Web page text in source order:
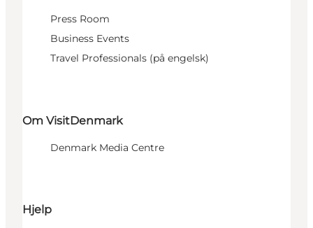
Press Room
Business Events
Travel Professionals (på engelsk)
Om VisitDenmark
Denmark Media Centre
Hjelp